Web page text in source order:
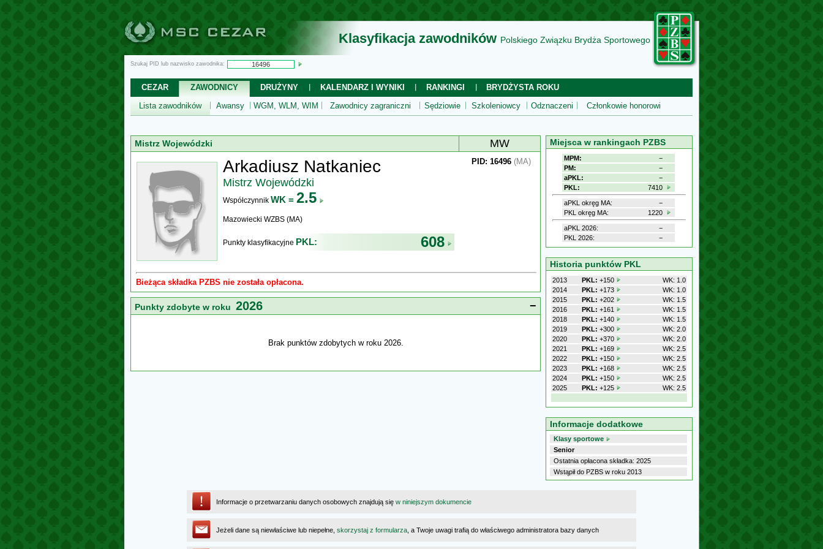
Klasyfikacja zawodników Polskiego Związku Brydża Sportowego
Szukaj PID lub nazwisko zawodnika:
CEZAR ZAWODNICY DRUŻYNY KALENDARZ I WYNIKI RANKINGI
BRYDŻYSTA ROKU
Lista zawodników
Awansy WGM, WLM, WIM Zawodnicy zagraniczni Sędziowie Szkoleniowcy Odznaczeni Członkowie honorowi
Mistrz Wojewódzki MW
Arkadiusz Natkaniec
Mistrz Wojewódzki
Współczynnik WK = 2.5
Mazowiecki WZBS (MA)
Punkty klasyfikacyjne PKL: 608
PID: 16496 (MA)
Bieżąca składka PZBS nie została opłacona.
Punkty zdobyte w roku 2026 −
Brak punktów zdobytych w roku 2026.
Miejsca w rankingach PZBS
MPM:
−
PM:
−
aPKL:
−
PKL:
7410
aPKL okręg MA:
−
PKL okręg MA:
1220
aPKL 2026:
−
PKL 2026:
−
Historia punktów PKL
2013 PKL: +150
WK: 1.0
2014
PKL: +173
WK: 1.0
2015
PKL: +202
WK: 1.5
2016
PKL: +161
WK: 1.5
2018
PKL: +140
WK: 1.5
2019
PKL: +300
WK: 2.0
2020
PKL: +370
WK: 2.0
2021
PKL: +169
WK: 2.5
2022
PKL: +150
WK: 2.5
2023
PKL: +168
WK: 2.5
2024
PKL: +150
WK: 2.5
2025
PKL: +125 WK: 2.5
Informacje dodatkowe
Klasy sportowe
Senior
Ostatnia opłacona składka: 2025
Wstąpił do PZBS w roku 2013
Informacje o przetwarzaniu danych osobowych znajdują się w niniejszym dokumencie
Jeżeli dane są niewłaściwe lub niepełne, skorzystaj z formularza , a Twoje uwagi trafią do właściwego administratora bazy danych